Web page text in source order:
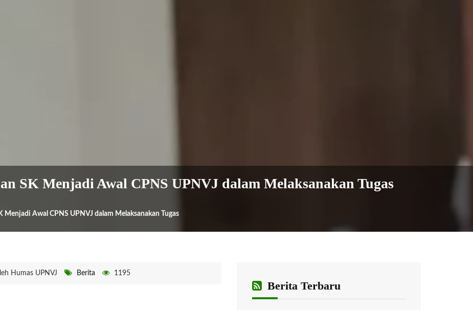
SK Menjadi Awal CPNS UPNVJ dalam Melaksanakan Tugas
Menjadi Awal CPNS UPNVJ dalam Melaksanakan Tugas
Humas UPNVJ Berita 1195
Berita Terbaru